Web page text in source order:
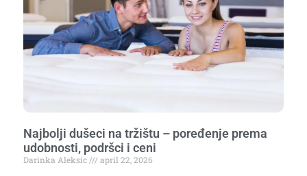
Najbolji dušeci na tržištu – poređenje prema
udobnosti, podršci i ceni
Darinka Aleksic april 22, 2026